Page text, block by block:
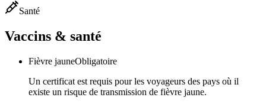
Santé
Vaccins & santé
Fièvre jauneObligatoire
Un certificat est requis pour les voyageurs des pays où il
existe un risque de transmission de fièvre jaune.